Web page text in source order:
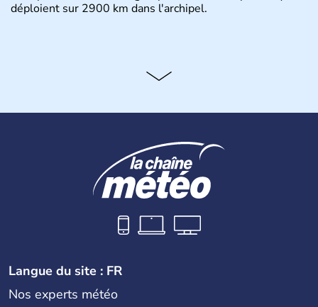
déploient sur 2900 km dans l'archipel.
Langue du site : FR
Nos experts météo